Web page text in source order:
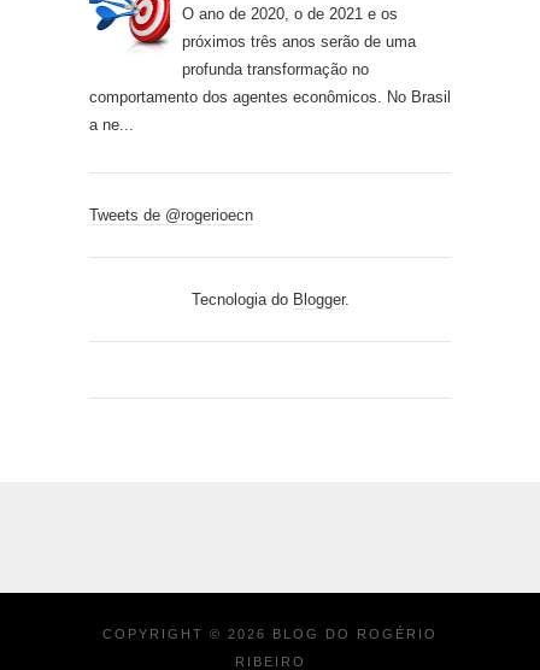
O ano de 2020, o de 2021 e os
próximos três anos serão de uma
profunda transformação no
comportamento dos agentes econômicos. No Brasil
a ne...
Tweets de @rogerioecn
Tecnologia do Blogger.
COPYRIGHT © 2026 BLOG DO ROGÉRIO
RIBEIRO